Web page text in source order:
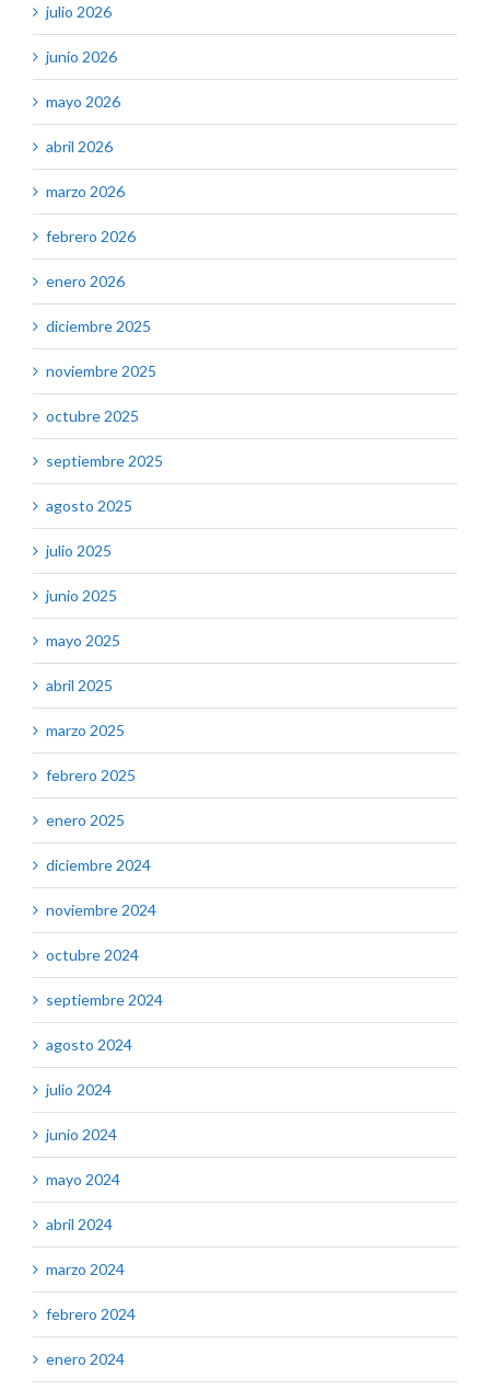
julio 2026
junio 2026
mayo 2026
abril 2026
marzo 2026
febrero 2026
enero 2026
diciembre 2025
noviembre 2025
octubre 2025
septiembre 2025
agosto 2025
julio 2025
junio 2025
mayo 2025
abril 2025
marzo 2025
febrero 2025
enero 2025
diciembre 2024
noviembre 2024
octubre 2024
septiembre 2024
agosto 2024
julio 2024
junio 2024
mayo 2024
abril 2024
marzo 2024
febrero 2024
enero 2024